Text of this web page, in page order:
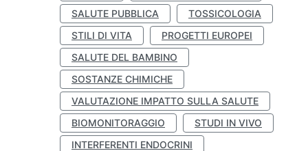
SALUTE PUBBLICA
TOSSICOLOGIA
STILI DI VITA
PROGETTI EUROPEI
SALUTE DEL BAMBINO
SOSTANZE CHIMICHE
VALUTAZIONE IMPATTO SULLA SALUTE
BIOMONITORAGGIO
STUDI IN VIVO
INTERFERENTI ENDOCRINI